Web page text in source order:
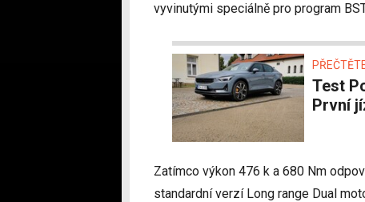
vyvinutými speciálně pro program
Test Polestar 2. Thorovo elektrické kladivo –
První
Zatímco výkon 476 k a 680 Nm
standardní verzí Long range Dual